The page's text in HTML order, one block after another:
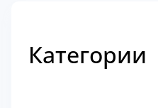
Категории